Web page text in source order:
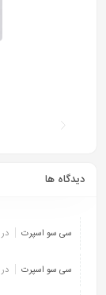
دیدگاه ها
سی سو اسپرت در
سی سو اسپرت در